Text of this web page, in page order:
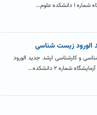
علوم...
الورود زیست شناسی
و کارشناسی ارشد جدید الورود
شماره ۲ دانشکده...